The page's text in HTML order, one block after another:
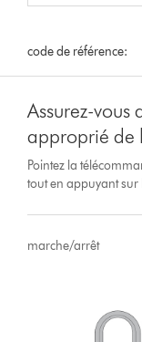
code de référence:
Assurez-vous
approprié de
Pointez la
tout en appuyant sur
marche/arrêt